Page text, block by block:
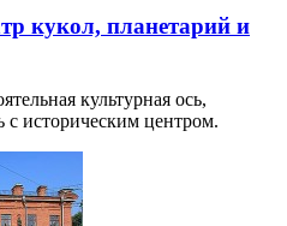
кукол, планетарий и
культурная ось,
историческим центром.